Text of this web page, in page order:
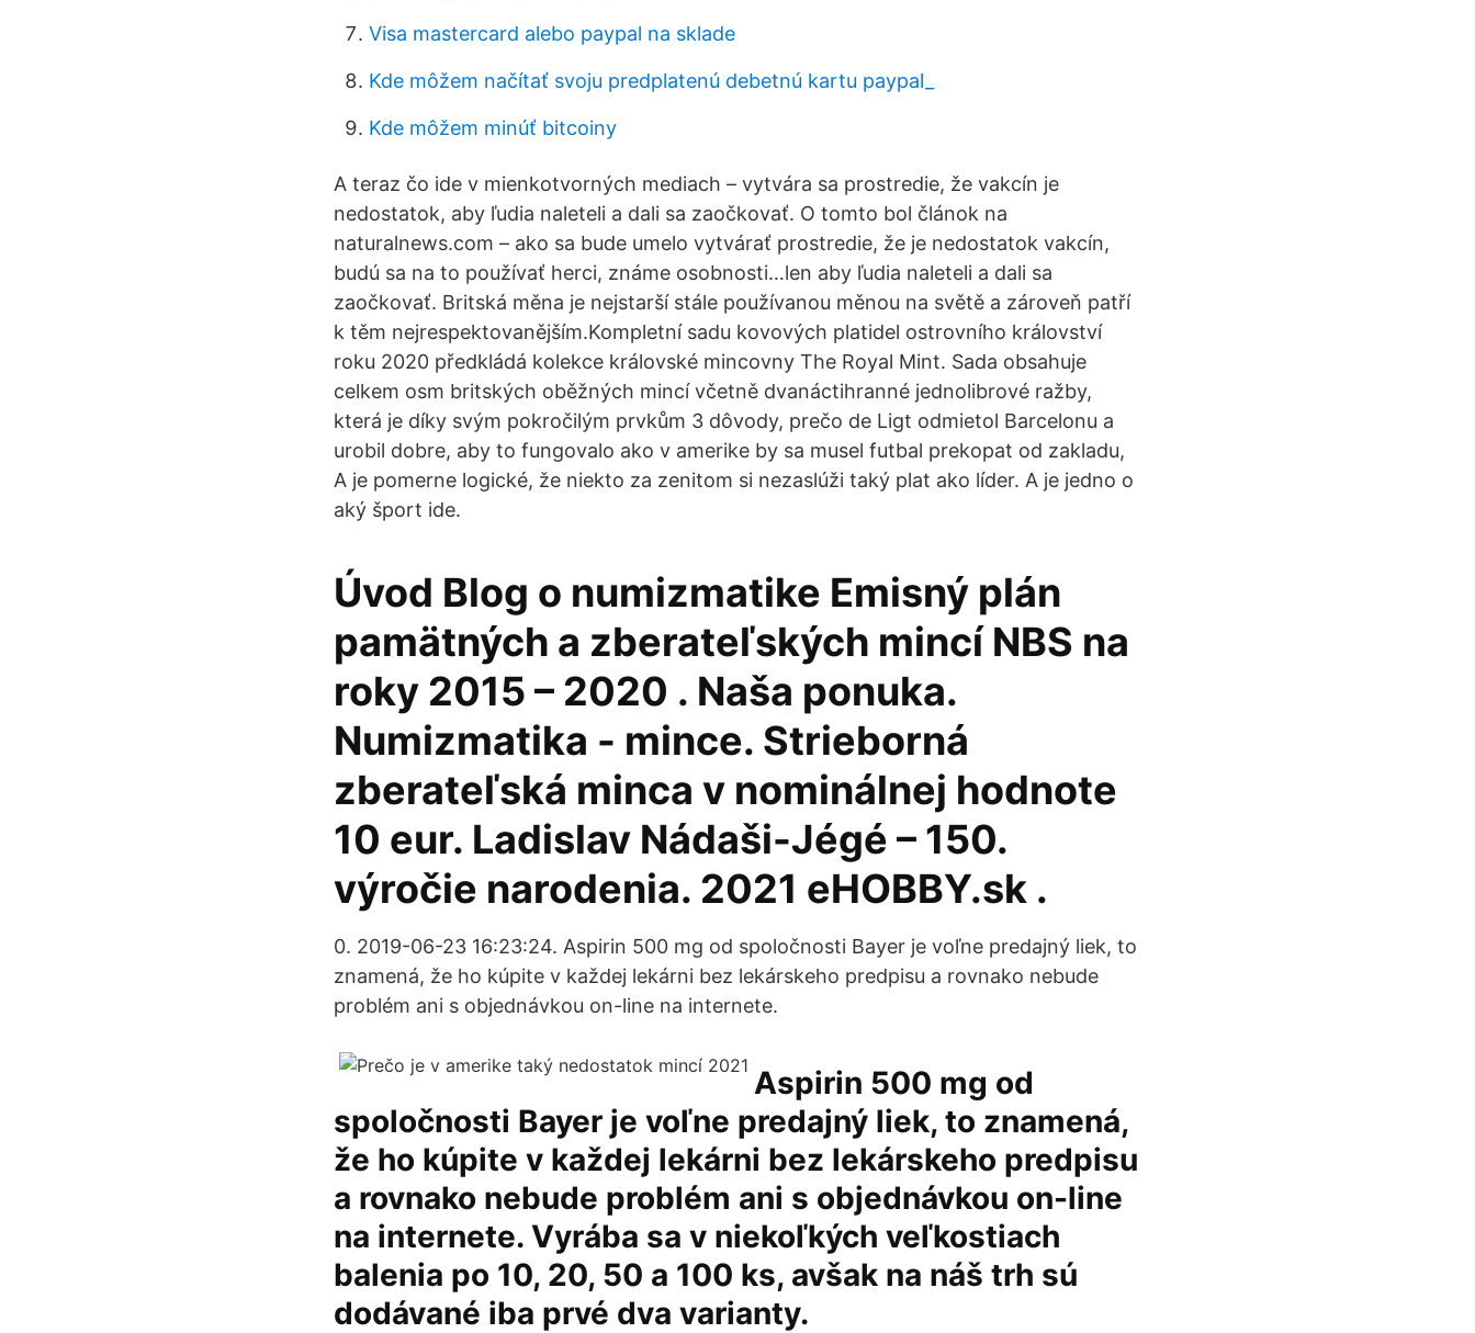
Visa mastercard alebo paypal na sklade
Kde môžem načítať svoju predplatenú debetnú kartu paypal_
Kde môžem minúť bitcoiny
A teraz čo ide v mienkotvorných mediach – vytvára sa prostredie, že vakcín je
nedostatok, aby ľudia naleteli a dali sa zaočkovať. O tomto bol článok na
naturalnews.com – ako sa bude umelo vytvárať prostredie, že je nedostatok vakcín,
budú sa na to používať herci, známe osobnosti…len aby ľudia naleteli a dali sa
zaočkovať. Britská měna je nejstarší stále používanou měnou na světě a zároveň patří
k těm nejrespektovanějším.Kompletní sadu kovových platidel ostrovního království
roku 2020 předkládá kolekce královské mincovny The Royal Mint. Sada obsahuje
celkem osm britských oběžných mincí včetně dvanáctihranné jednolibrové ražby,
která je díky svým pokročilým prvkům 3 dôvody, prečo de Ligt odmietol Barcelonu a
urobil dobre, aby to fungovalo ako v amerike by sa musel futbal prekopat od zakladu,
A je pomerne logické, že niekto za zenitom si nezaslúži taký plat ako líder. A je jedno o
aký šport ide.
Úvod Blog o numizmatike Emisný plán
pamätných a zberateľských mincí NBS na
roky 2015 – 2020 . Naša ponuka.
Numizmatika - mince. Strieborná
zberateľská minca v nominálnej hodnote
10 eur. Ladislav Nádaši-Jégé – 150.
výročie narodenia. 2021 eHOBBY.sk .
0. 2019-06-23 16:23:24. Aspirin 500 mg od spoločnosti Bayer je voľne predajný liek, to
znamená, že ho kúpite v každej lekárni bez lekárskeho predpisu a rovnako nebude
problém ani s objednávkou on-line na internete.
Aspirin 500 mg od
spoločnosti Bayer je voľne predajný liek, to znamená,
že ho kúpite v každej lekárni bez lekárskeho predpisu
a rovnako nebude problém ani s objednávkou on-line
na internete. Vyrába sa v niekoľkých veľkostiach
balenia po 10, 20, 50 a 100 ks, avšak na náš trh sú
dodávané iba prvé dva varianty.